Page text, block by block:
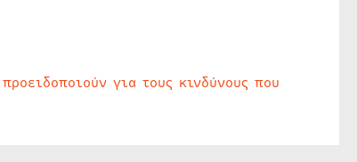
για τους κινδύνους που